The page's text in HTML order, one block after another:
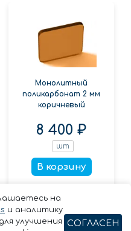
Монолитный
поликарбонат 2 мм
коричневый
8 400 ₽
шт
В корзину
на
и аналитику
улучшения
СОГЛАСЕН